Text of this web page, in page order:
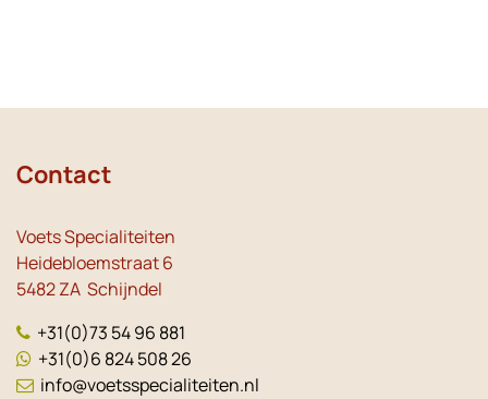
Contact
Voets Specialiteiten
Heidebloemstraat 6
5482 ZA Schijndel
+31(0)73 54 96 881
+31(0)6 824 508 26
info@voetsspecialiteiten.nl